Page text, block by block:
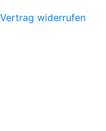
Vertrag widerrufen